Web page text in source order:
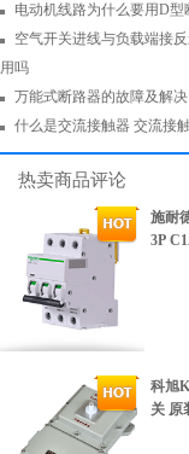
电动机线路为什么要用D型
空气开关进线与负载端接
用吗
万能式断路器的故障及解决
什么是交流接触器 交流接
热卖商品评论
施耐
3P
科旭
关 原